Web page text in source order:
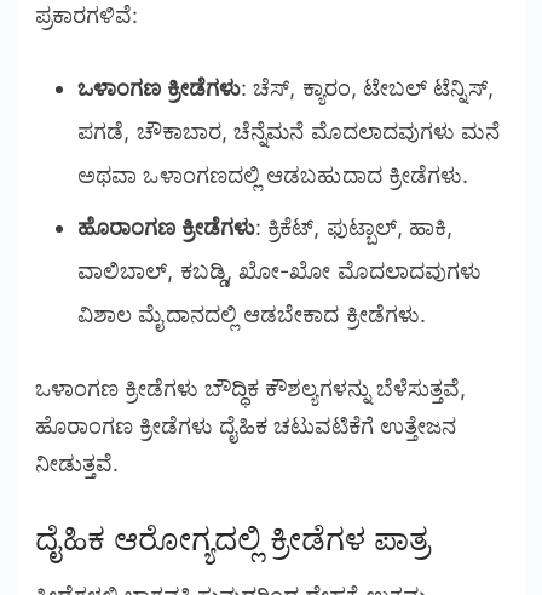
ಪ್ರಕಾರಗಳಿವೆ:
ಒಳಾಂಗಣ ಕ್ರೀಡೆಗಳು: ಚೆಸ್, ಕ್ಯಾರಂ, ಟೇಬಲ್ ಟೆನ್ನಿಸ್,
ಪಗಡೆ, ಚೌಕಾಬಾರ, ಚೆನ್ನೆಮನೆ ಮೊದಲಾದವುಗಳು ಮನೆ
ಅಥವಾ ಒಳಾಂಗಣದಲ್ಲಿ ಆಡಬಹುದಾದ ಕ್ರೀಡೆಗಳು.
ಹೊರಾಂಗಣ ಕ್ರೀಡೆಗಳು: ಕ್ರಿಕೆಟ್, ಫುಟ್ಬಾಲ್, ಹಾಕಿ,
ವಾಲಿಬಾಲ್, ಕಬಡ್ಡಿ, ಖೋ-ಖೋ ಮೊದಲಾದವುಗಳು
ವಿಶಾಲ ಮೈದಾನದಲ್ಲಿ ಆಡಬೇಕಾದ ಕ್ರೀಡೆಗಳು.
ಒಳಾಂಗಣ ಕ್ರೀಡೆಗಳು ಬೌದ್ಧಿಕ ಕೌಶಲ್ಯಗಳನ್ನು ಬೆಳೆಸುತ್ತವೆ,
ಹೊರಾಂಗಣ ಕ್ರೀಡೆಗಳು ದೈಹಿಕ ಚಟುವಟಿಕೆಗೆ ಉತ್ತೇಜನ
ನೀಡುತ್ತವೆ.
ದೈಹಿಕ ಆರೋಗ್ಯದಲ್ಲಿ ಕ್ರೀಡೆಗಳ ಪಾತ್ರ